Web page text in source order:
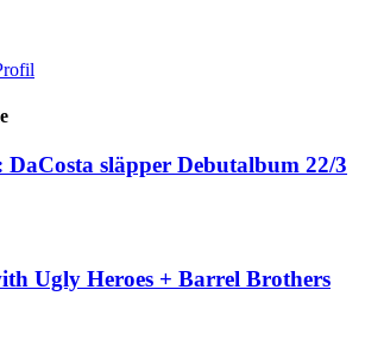
DaCosta släpper Debutalbum 22/3
Ugly Heroes + Barrel Brothers